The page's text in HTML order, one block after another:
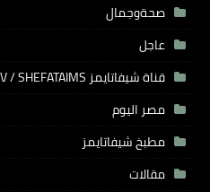
صحةوجمال
عاجل
قناة شيفاتايمز TV / SHEFATAIMS
مصر اليوم
مطبخ شيفاتايمز
مقالات